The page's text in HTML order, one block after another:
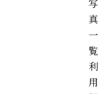
写
真
一
覧
利
用